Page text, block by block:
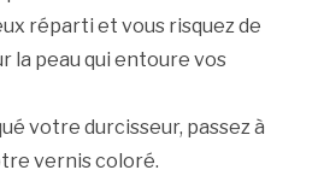
réparti et vous risquez de
la peau qui entoure vos
votre durcisseur, passez à
vernis coloré.